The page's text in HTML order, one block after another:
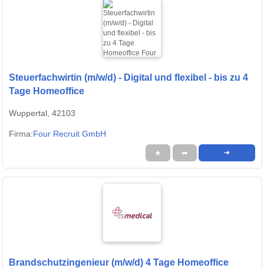
Steuerfachwirtin (m/w/d) - Digital und flexibel - bis zu 4
Tage Homeoffice
Wuppertal, 42103
Firma:Four Recruit GmbH
★ ➦ ➜
Brandschutzingenieur (m/w/d) 4 Tage Homeoffice